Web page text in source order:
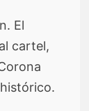
El
cartel,